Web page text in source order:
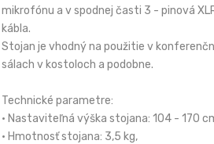
mikrofónu a v spodnej časti 3 - pinová
kábla.
Stojan je vhodný na použitie v
sálach v kostoloch a podobne.
Technické parametre:
• Nastaviteľná výška stojana: 104 - 170
• Hmotnosť stojana: 3,5 kg,